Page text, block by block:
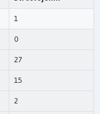
1
0
27
15
2